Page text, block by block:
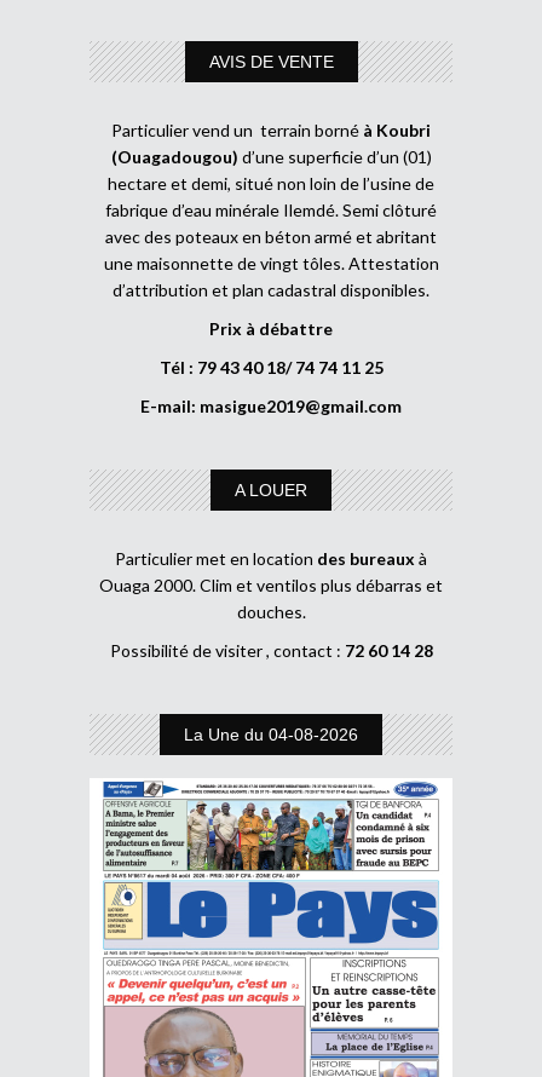
AVIS DE VENTE
Particulier vend un terrain borné à Koubri
(Ouagadougou) d’une superficie d’un (01)
hectare et demi, situé non loin de l’usine de
fabrique d’eau minérale Ilemdé. Semi clôturé
avec des poteaux en béton armé et abritant
une maisonnette de vingt tôles. Attestation
d’attribution et plan cadastral disponibles.
Prix à débattre
Tél : 79 43 40 18/ 74 74 11 25
E-mail: masigue2019@gmail.com
A LOUER
Particulier met en location des bureaux à
Ouaga 2000. Clim et ventilos plus débarras et
douches.
Possibilité de visiter , contact : 72 60 14 28
La Une du 04-08-2026